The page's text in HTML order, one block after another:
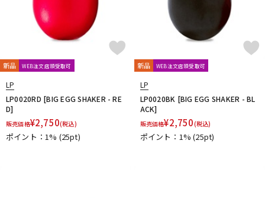
新品 WEB注文店頭受取可
LP
LP0020RD [BIG EGG SHAKER - RE
D]
販売価格¥2,750(税込)
ポイント：1% (25pt)
新品 WEB注文店頭受取可
LP
LP0020BK [BIG EGG SHAKER - BL
ACK]
販売価格¥2,750(税込)
ポイント：1%(25pt)